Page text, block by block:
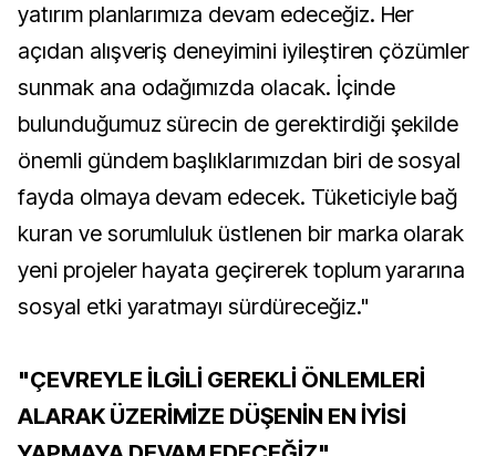
yatırım planlarımıza devam edeceğiz. Her
açıdan alışveriş deneyimini iyileştiren çözümler
sunmak ana odağımızda olacak. İçinde
bulunduğumuz sürecin de gerektirdiği şekilde
önemli gündem başlıklarımızdan biri de sosyal
fayda olmaya devam edecek. Tüketiciyle bağ
kuran ve sorumluluk üstlenen bir marka olarak
yeni projeler hayata geçirerek toplum yararına
sosyal etki yaratmayı sürdüreceğiz."
"ÇEVREYLE İLGİLİ GEREKLİ ÖNLEMLERİ
ALARAK ÜZERİMİZE DÜŞENİN EN İYİSİ